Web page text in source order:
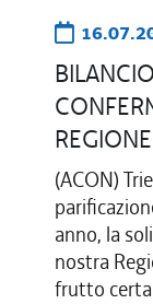
(ACON)
anno, la
nostra
frutto